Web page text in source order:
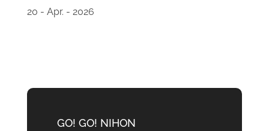
20 - Apr. - 2026
GO! GO! NIHON